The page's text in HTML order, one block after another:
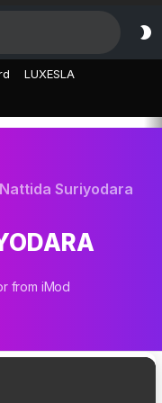
LUXESLA
Nattida Suriyodara
from iMod